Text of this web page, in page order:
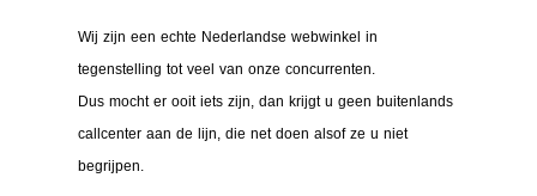
Wij zijn een echte Nederlandse webwinkel in
tegenstelling tot veel van onze concurrenten.
Dus mocht er ooit iets zijn, dan krijgt u geen buitenlands
callcenter aan de lijn, die net doen alsof ze u niet
begrijpen.